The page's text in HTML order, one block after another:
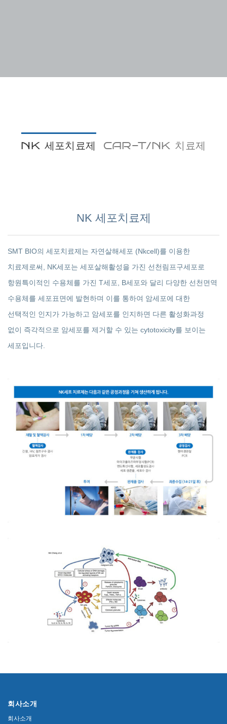
NK 세포치료제 CAR-T/NK 치료제
NK 세포치료제
SMT BIO의 세포치료제는 자연살해세포 (Nkcell)를 이용한
치료제로써, NK세포는 세포살해활성을 가진 선천림프구세포로
항원특이적인 수용체를 가진 T세포, B세포와 달리 다양한 선천면역
수용체를 세포표면에 발현하며 이를 통하여 암세포에 대한
선택적인 인지가 가능하고 암세포를 인지하면 다른 활성화과정
없이 즉각적으로 암세포를 제거할 수 있는 cytotoxicity를 보이는
세포입니다.
회사소개
회사소개